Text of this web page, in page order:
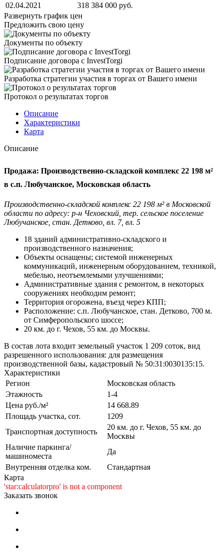
02.04.2021
318 384 000 руб.
Развернуть график цен
Предложить свою цену
Документы по объекту
Подписание договора с InvestTorgi
Разработка стратегии участия в торгах от Вашего имени
Протокол о результатах торгов
Описание
Характеристики
Карта
Описание
Продажа: Производственно-складской комплекс 22 198 м²
в с.п. Любучанское, Московская область
Производственно-складской комплекс 22 198 м² в Московской
области по адресу: р-н Чеховский, тер. сельское поселение
Любучанское, стан. Детково, вл. 7, вл. 5
18 зданий административно-складского и
производственного назначения;
Объекты оснащены; системой инженерных
коммуникаций, инженерным оборудованием, техникой,
мебелью, неотъемлемыми улучшениями;
Административные здания с ремонтом, в некоторых
сооружениях необходим ремонт;
Территория огорожена, въезд через КПП;
Расположение: с.п. Любучанское, стан. Детково, 700 м.
от Симферопольского шоссе;
20 км. до г. Чехов, 55 км. до Москвы.
В состав лота входит земельный участок 1 209 соток, вид
разрешенного использования: для размещения
производственной базы, кадастровый № 50:31:0030135:15.
Характеристики
Регион
Московская область
Этажность
1-4
Цена руб./м²
14 668.89
Площадь участка, сот.
1209
Транспортная доступность
20 км. до г. Чехов, 55 км. до
Москвы
Наличие паркинга/
машиноместа
Да
Внутренняя отделка ком.
Стандартная
Карта
'star:calculatorpro' is not a component
Заказать звонок